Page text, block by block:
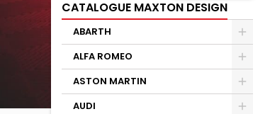
CATALOGUE MAXTON DESIGN
ABARTH
ALFA ROMEO
ASTON MARTIN
AUDI